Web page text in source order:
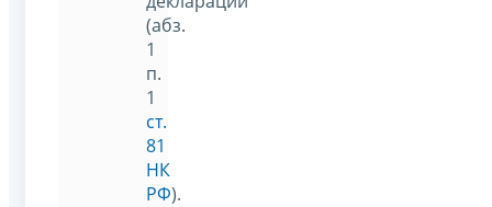
(абз.
1
п.
1
ст.
81
НК
РФ).